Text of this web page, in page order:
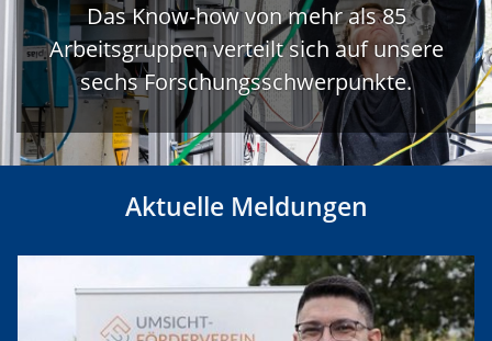
Das Know-how von mehr als 85
Arbeitsgruppen verteilt sich auf unsere
sechs Forschungsschwerpunkte.
Aktuelle Meldungen